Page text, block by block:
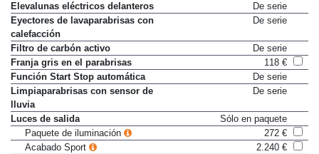
Elevalunas eléctricos delanteros
De serie
Eyectores de lavaparabrisas con
calefacción
De serie
Filtro de carbón activo
De serie
Franja gris en el parabrisas
118 €
Función Start Stop automática
De serie
Limpiaparabrisas con sensor de
lluvia
De serie
Luces de salida
Sólo en paquete
Paquete de iluminación
272 €
Acabado Sport
2.240 €